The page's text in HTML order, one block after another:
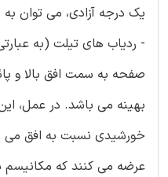
یک درجه آزادی، می توان به
صفحه به سمت افق بالا و
بهینه می باشد. در عمل،
عرضه می کنند که مکانیسم